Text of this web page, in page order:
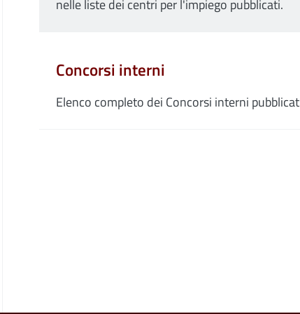
nelle liste dei centri per l'impiego pubblicati.
Concorsi interni
Elenco completo dei Concorsi interni